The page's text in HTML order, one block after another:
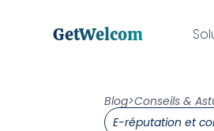
GetWelcom
Blog>Conseils &
E-réputation et